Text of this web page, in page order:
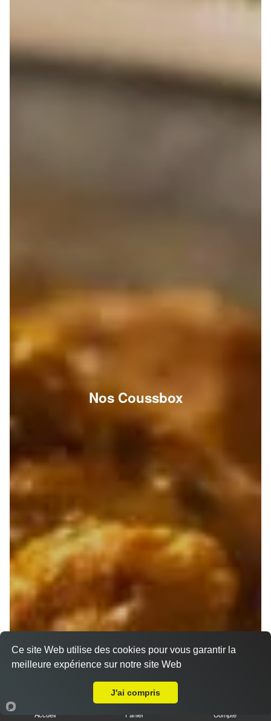
Nos Coussbox
Accueil Panier Compte
Ce site Web utilise des cookies pour vous garantir la
meilleure expérience sur notre site Web
J'ai compris